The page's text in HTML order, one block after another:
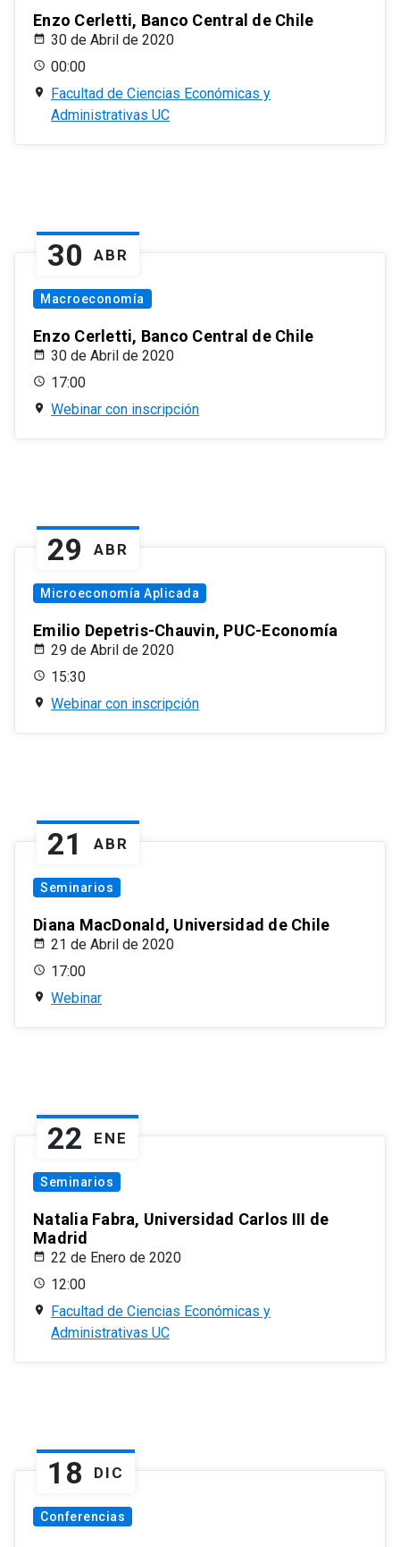
Enzo Cerletti, Banco Central de Chile
30 de Abril de 2020
00:00
Facultad de Ciencias Económicas y
Administrativas UC
30 ABR
Macroeconomía
Enzo Cerletti, Banco Central de Chile
30 de Abril de 2020
17:00
Webinar con inscripción
29 ABR
Microeconomía Aplicada
Emilio Depetris-Chauvin, PUC-Economía
29 de Abril de 2020
15:30
Webinar con inscripción
21 ABR
Seminarios
Diana MacDonald, Universidad de Chile
21 de Abril de 2020
17:00
Webinar
22 ENE
Seminarios
Natalia Fabra, Universidad Carlos III de
Madrid
22 de Enero de 2020
12:00
Facultad de Ciencias Económicas y
Administrativas UC
18 DIC
Conferencias